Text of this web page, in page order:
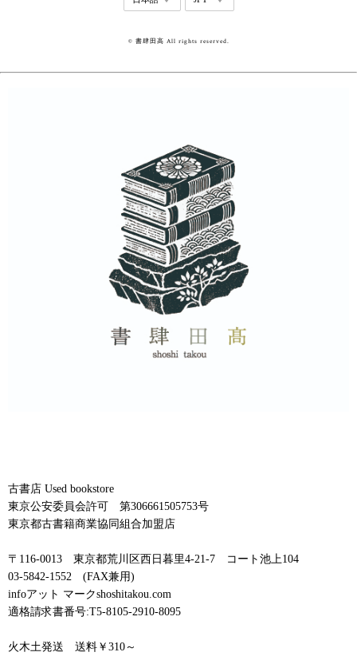
© 書肆田高 All rights reserved.
古書店 Used bookstore
東京公安委員会許可 第306661505753号
東京都古書籍商業協同組合加盟店
〒116-0013 東京都荒川区西日暮里4-21-7 コート池上104
03-5842-1552 (FAX兼用)
infoアット マークshoshitakou.com
適格請求書番号:T5-8105-2910-8095
火木土発送 送料￥310～